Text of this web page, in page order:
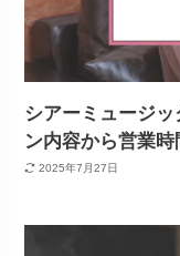
シアーミュージ
ン内容から営業時
2025年7月27日